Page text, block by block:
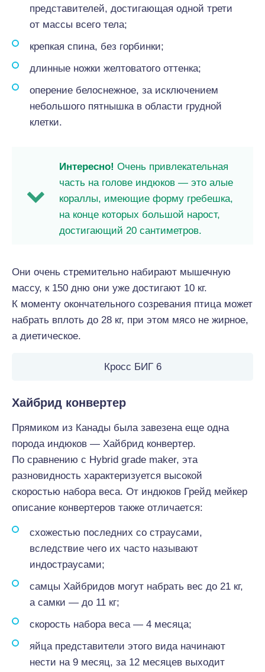
представителей, достигающая одной трети
от массы всего тела;
крепкая спина, без горбинки;
длинные ножки желтоватого оттенка;
оперение белоснежное, за исключением
небольшого пятнышка в области грудной
клетки.
Интересно! Очень привлекательная
часть на голове индюков — это алые
кораллы, имеющие форму гребешка,
на конце которых большой нарост,
достигающий 20 сантиметров.
Они очень стремительно набирают мышечную
массу, к 150 дню они уже достигают 10 кг.
К моменту окончательного созревания птица может
набрать вплоть до 28 кг, при этом мясо не жирное,
а диетическое.
Кросс БИГ 6
Хайбрид конвертер
Прямиком из Канады была завезена еще одна
порода индюков — Хайбрид конвертер.
По сравнению с Hybrid grade maker, эта
разновидность характеризуется высокой
скоростью набора веса. От индюков Грейд мейкер
описание конвертеров также отличается:
схожестью последних со страусами,
вследствие чего их часто называют
индостраусами;
самцы Хайбридов могут набрать вес до 21 кг,
а самки — до 11 кг;
скорость набора веса — 4 месяца;
яйца представители этого вида начинают
нести на 9 месяц, за 12 месяцев выходит